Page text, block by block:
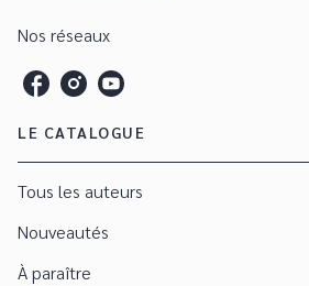
Nos réseaux
LE CATALOGUE
Tous les auteurs
Nouveautés
À paraître